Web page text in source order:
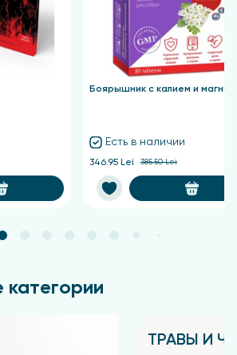
Боярышник с калием и
Есть в наличии
346.95 Lei 385.50 Lei
категории
ТРАВЫ И